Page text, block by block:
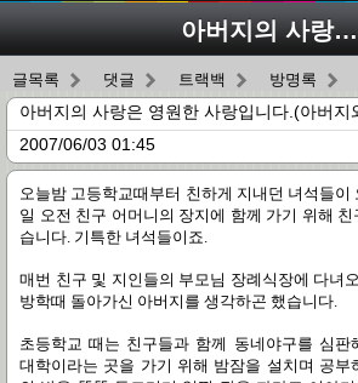
아버지의 사랑은 영원한 사랑입니다.(아버지와 아들)
글목록 댓글 트랙백 방명록
아버지의 사랑은 영원한 사랑입니다.(아버지
2007/06/03 01:45
오늘밤 고등학교때부터 친하게 지내던 녀석들이
일 오전 친구 어머니의 장지에 함께 가기 위해
습니다. 기특한 녀석들이죠.
매번 친구 및 지인들의 부모님 장례식장에 다녀
방학때 돌아가신 아버지를 생각하곤 했습니다.
초등학교 때는 친구들과 함께 동네야구를 심판
대학이라는 곳을 가기 위해 밤잠을 설치며 공부